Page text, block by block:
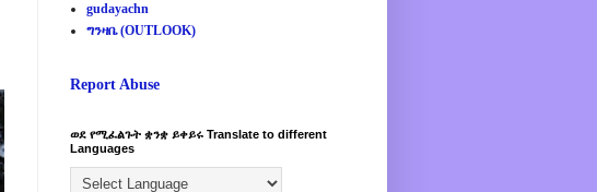
gudayachn
ግንዛቤ (OUTLOOK)
Report Abuse
ወደ የሚፈልጉት ቋንቋ ይቀይሩ Translate to different
Languages